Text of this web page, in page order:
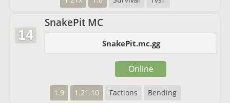
14
SnakePit MC
SnakePit.mc.gg
1.9 1.21.10 Factions Bending
Online